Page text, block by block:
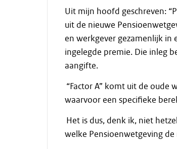
Uit mijn hoofd geschreven:
uit de nieuwe
en werkgever gezamenlijk in
ingelegde premie. Die inleg
aangifte.
“Factor A” komt uit de oude
waarvoor een specifieke
Het is dus, denk ik, niet
welke Pensioenwetgeving